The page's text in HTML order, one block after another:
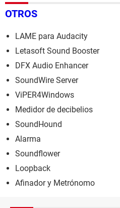
OTROS
LAME para Audacity
Letasoft Sound Booster
DFX Audio Enhancer
SoundWire Server
ViPER4Windows
Medidor de decibelios
SoundHound
Alarma
Soundflower
Loopback
Afinador y Metrónomo